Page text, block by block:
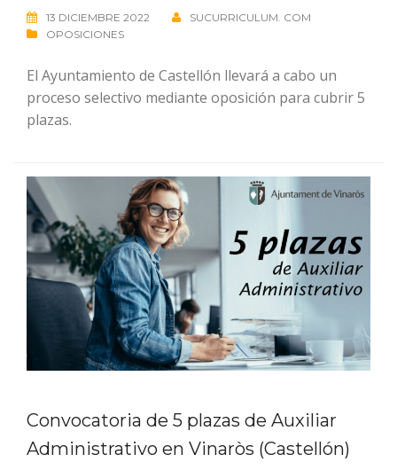
13 DICIEMBRE 2022
SUCURRICULUM. COM
OPOSICIONES
El Ayuntamiento de Castellón llevará a cabo un
proceso selectivo mediante oposición para cubrir 5
plazas.
Convocatoria de 5 plazas de Auxiliar
Administrativo en Vinaròs (Castellón)